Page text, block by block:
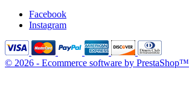
Facebook
Instagram
© 2026 - Ecommerce software by PrestaShop™